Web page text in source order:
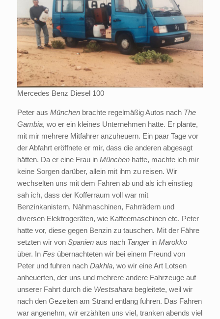
Mercedes Benz Diesel 100
Peter aus München brachte regelmäßig Autos nach The
Gambia, wo er ein kleines Unternehmen hatte. Er plante,
mit mir mehrere Mitfahrer anzuheuern. Ein paar Tage vor
der Abfahrt eröffnete er mir, dass die anderen abgesagt
hätten. Da er eine Frau in München hatte, machte ich mir
keine Sorgen darüber, allein mit ihm zu reisen. Wir
wechselten uns mit dem Fahren ab und als ich einstieg
sah ich, dass der Kofferraum voll war mit
Benzinkanistern, Nähmaschinen, Fahrrädern und
diversen Elektrogeräten, wie Kaffeemaschinen etc. Peter
hatte vor, diese gegen Benzin zu tauschen. Mit der Fähre
setzten wir von Spanien aus nach Tanger in Marokko
über. In Fes übernachteten wir bei einem Freund von
Peter und fuhren nach Dakhla, wo wir eine Art Lotsen
anheuerten, der uns und mehrere andere Fahrzeuge auf
unserer Fahrt durch die Westsahara begleitete, weil wir
nach den Gezeiten am Strand entlang fuhren. Das Fahren
war angenehm, wir erzählten uns viel, tranken abends viel